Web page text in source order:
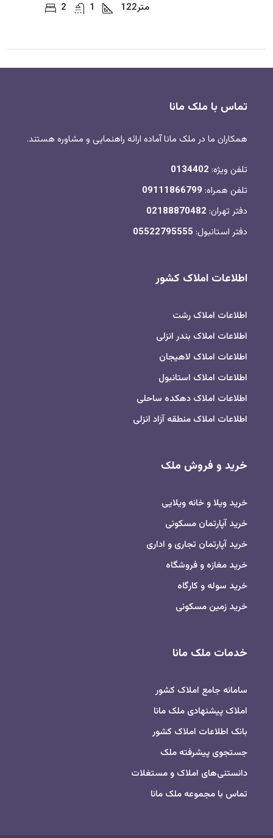
2
1 122متر
تماس با ملک مانا
همکاران ما در ملک مانا آماده ارائه راهنمایی و مشاوره هستند.
تلفن ویژه: 0134402
تلفن همراه: 09111866799
دفتر تهران: 02188870482
دفتر استانبول: 05522795555
اطلاعات املاک کشور
اطلاعات املاک رشت
اطلاعات املاک بندر انزلی
اطلاعات املاک لاهیجان
اطلاعات املاک استانبول
اطلاعات املاک دهکده ساحلی
اطلاعات املاک منطقه آزاد انزلی
خرید و فروش ملک
خرید ویلا و خانه ویلایی
خرید آپارتمان مسکونی
خرید آپارتمان تجاری و اداری
خرید مغازه و فروشگاه
خرید سوله و کارگاه
خرید زمین مسکونی
خدمات ملک مانا
سامانه جامع املاک کشور
املاک پیشنهادی ملک مانا
بانک اطلاعات املاک کشور
جستجوی پیشرفته ملک
دانستنی‌های املاک و مستغلات
تماس با مجموعه ملک مانا